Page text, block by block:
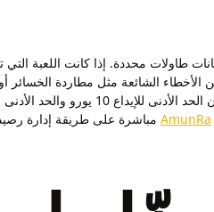
الشائعة مثل مطاردة
AmunRa